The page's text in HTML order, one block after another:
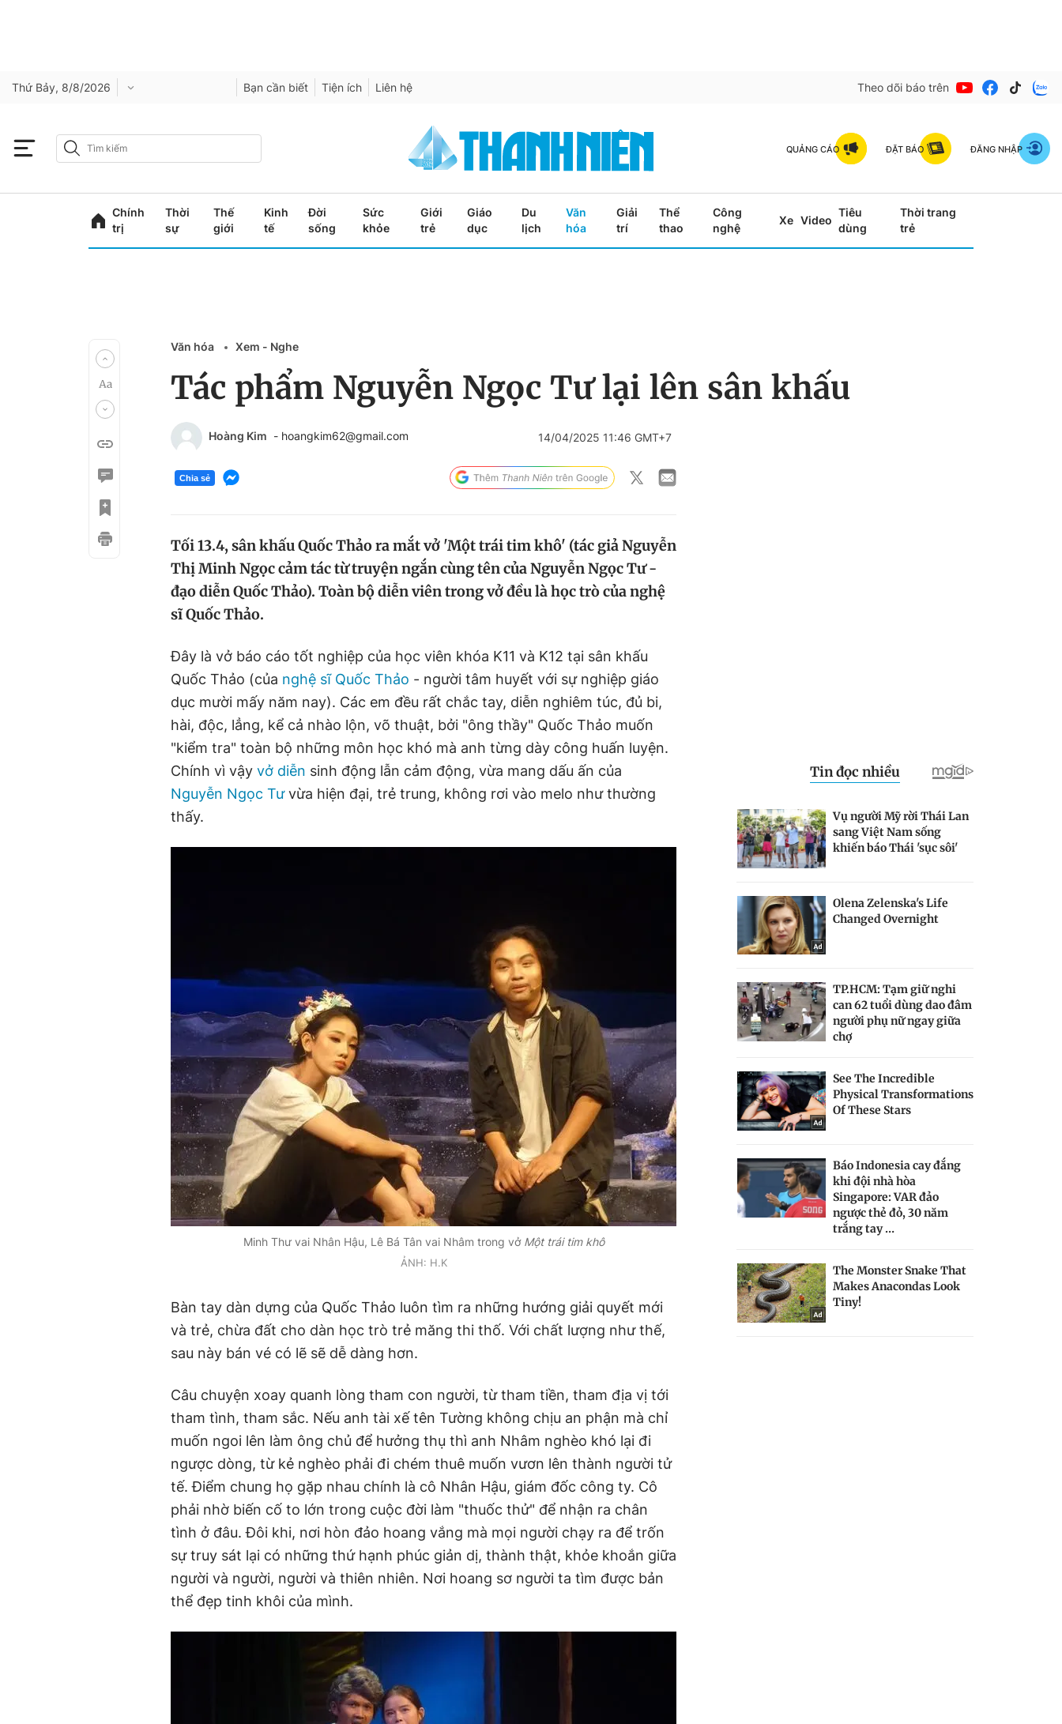
Thứ Bảy, 8/8/2026 Bạn cần biết Tiện ích Liên hệ Theo dõi báo trên
QUẢNG CÁO ĐẶT BÁO ĐĂNG NHẬP
Chính
trị
Thời
sự
Thế
giới
Kinh
tế
Đời
sống
Sức
khỏe
Giới
trẻ
Giáo
dục
Du
lịch
Văn
hóa
Giải
trí
Thể
thao
Công
nghệ
Xe Video
Tiêu
dùng
Thời trang
trẻ
Văn hóa Xem - Nghe
Tác phẩm Nguyễn Ngọc Tư lại lên sân khấu
Hoàng Kim - hoangkim62@gmail.com 14/04/2025 11:46 GMT+7
Chia sẻ
Tối 13.4, sân khấu Quốc Thảo ra mắt vở 'Một trái tim khô' (tác giả Nguyễn
Thị Minh Ngọc cảm tác từ truyện ngắn cùng tên của Nguyễn Ngọc Tư -
đạo diễn Quốc Thảo). Toàn bộ diễn viên trong vở đều là học trò của nghệ
sĩ Quốc Thảo.
Đây là vở báo cáo tốt nghiệp của học viên khóa K11 và K12 tại sân khấu
Quốc Thảo (của nghệ sĩ Quốc Thảo - người tâm huyết với sự nghiệp giáo
dục mười mấy năm nay). Các em đều rất chắc tay, diễn nghiêm túc, đủ bi,
hài, độc, lẳng, kể cả nhào lộn, võ thuật, bởi "ông thầy" Quốc Thảo muốn
"kiểm tra" toàn bộ những môn học khó mà anh từng dày công huấn luyện.
Chính vì vậy vở diễn sinh động lẫn cảm động, vừa mang dấu ấn của
Nguyễn Ngọc Tưvừa hiện đại, trẻ trung, không rơi vào melo như thường
thấy.
Minh Thư vai Nhân Hậu, Lê Bá Tân vai Nhâm trong vở Một trái tim khô
ẢNH: H.K
Bàn tay dàn dựng của Quốc Thảo luôn tìm ra những hướng giải quyết mới
và trẻ, chừa đất cho dàn học trò trẻ măng thi thố. Với chất lượng như thế,
sau này bán vé có lẽ sẽ dễ dàng hơn.
Câu chuyện xoay quanh lòng tham con người, từ tham tiền, tham địa vị tới
tham tình, tham sắc. Nếu anh tài xế tên Tường không chịu an phận mà chỉ
muốn ngoi lên làm ông chủ để hưởng thụ thì anh Nhâm nghèo khó lại đi
ngược dòng, từ kẻ nghèo phải đi chém thuê muốn vươn lên thành người tử
tế. Điểm chung họ gặp nhau chính là cô Nhân Hậu, giám đốc công ty. Cô
phải nhờ biến cố to lớn trong cuộc đời làm "thuốc thử" để nhận ra chân
tình ở đâu. Đôi khi, nơi hòn đảo hoang vắng mà mọi người chạy ra để trốn
sự truy sát lại có những thứ hạnh phúc giản dị, thành thật, khỏe khoắn giữa
người và người, người và thiên nhiên. Nơi hoang sơ người ta tìm được bản
thể đẹp tinh khôi của mình.